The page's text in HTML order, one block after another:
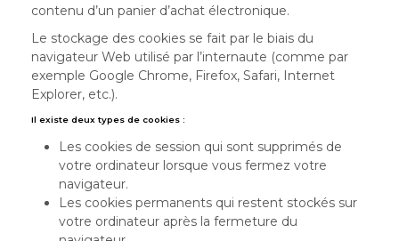
contenu d’un panier d’achat électronique.
Le stockage des cookies se fait par le biais du
navigateur Web utilisé par l’internaute (comme par
exemple Google Chrome, Firefox, Safari, Internet
Explorer, etc.).
Il existe deux types de cookies :
Les cookies de session qui sont supprimés de
votre ordinateur lorsque vous fermez votre
navigateur.
Les cookies permanents qui restent stockés sur
votre ordinateur après la fermeture du